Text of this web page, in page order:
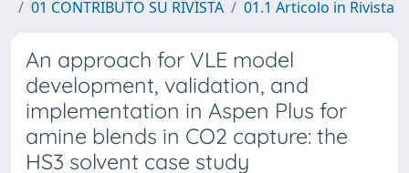
01 CONTRIBUTO SU RIVISTA
01.1 Articolo in Rivista
An approach for VLE model
development, validation, and
implementation in Aspen Plus for
amine blends in CO2 capture: the
HS3 solvent case study